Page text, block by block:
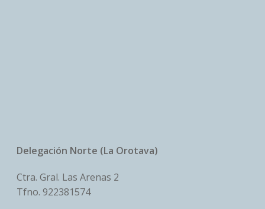
Delegación Norte (La Orotava)
Ctra. Gral. Las Arenas 2
Tfno. 922381574